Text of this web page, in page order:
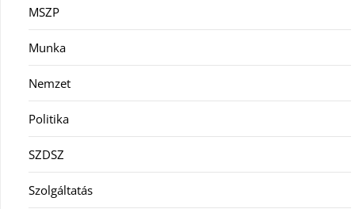
MSZP
Munka
Nemzet
Politika
SZDSZ
Szolgáltatás